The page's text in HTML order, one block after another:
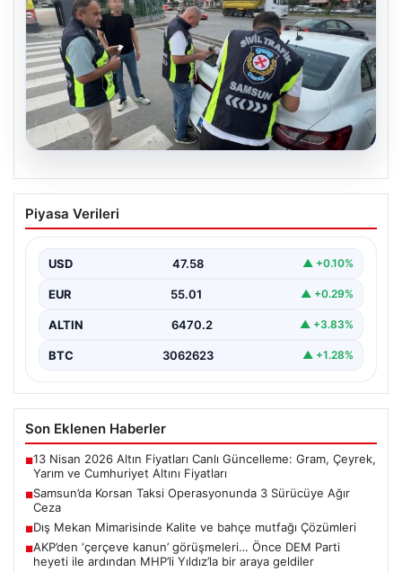
Samsun’da Korsan Taksi
Operasyonunda 3 Sürücüye Ağır Ceza
yürütülen denetimler kapsamında, üç sürücüye toplam
300 bin…
Piyasa Verileri
USD 47.58 ▲ +0.10%
EUR 55.01 ▲ +0.29%
ALTIN 6470.2 ▲ +3.83%
BTC 3062623 ▲ +1.28%
Son Eklenen Haberler
■13 Nisan 2026 Altın Fiyatları Canlı Güncelleme: Gram, Çeyrek,
Yarım ve Cumhuriyet Altını Fiyatları
■Samsun’da Korsan Taksi Operasyonunda 3 Sürücüye Ağır
Ceza
■Dış Mekan Mimarisinde Kalite ve bahçe mutfağı Çözümleri
■AKP’den ‘çerçeve kanun’ görüşmeleri… Önce DEM Parti
heyeti ile ardından MHP’li Yıldız’la bir araya geldiler